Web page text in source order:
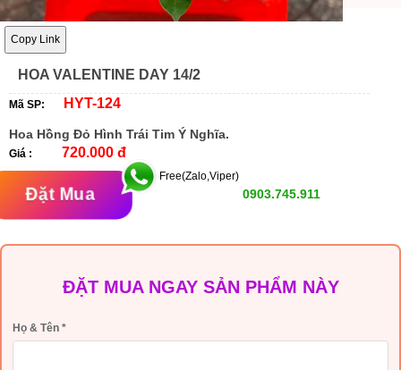
Copy Link
HOA VALENTINE DAY 14/2
Mã SP: HYT-124
Hoa Hồng Đỏ Hình Trái Tim Ý Nghĩa.
Giá : 720.000 đ
Đặt Mua
Free(Zalo,Viper)
0903.745.911
ĐẶT MUA NGAY SẢN PHẨM NÀY
Họ & Tên *